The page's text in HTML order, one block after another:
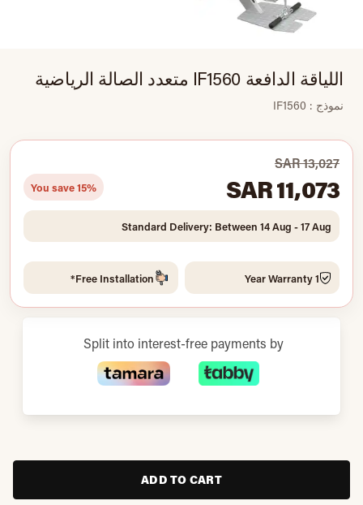
اللياقة الدافعة IF1560 متعدد الصالة الرياضية
نموذج : IF1560
SAR 13,027
SAR 11,073
You save 15%
Standard Delivery: Between 14 Aug - 17 Aug
1 Year Warranty
Free Installation*
Split into interest-free payments by
ADD TO CART